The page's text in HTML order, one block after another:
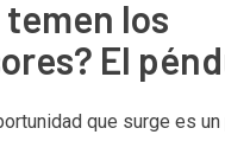
temen los
El
que surge es un